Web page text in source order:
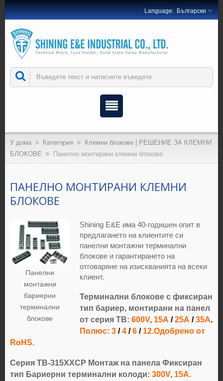
Български
У дома Категория
Клемни блокове | РЕШЕНИЕ ЗА КЛЕМНИ
БЛОКОВЕ
Панелно монтирани клемни блокове
ПАНЕЛНО МОНТИРАНИ КЛЕМНИ
БЛОКОВЕ
Панелни
монтажни
бариерни
терминални
блокове
Shining E&E има 40-годишен опит в
предлагането на клиентите си
панелни монтажни терминални
блокове и гарантирането на
отговаряне на изискванията на всеки
клиент.
Терминални блокове с фиксиран
тип бариер, монтирани на панел
от серия TB: 600V, 15А /25А /35А.
Полюс: 3 /4 /6 /12.Одобрено от
RoHS.
Серия TB-315XXCP Монтаж на панела Фиксиран
тип Бариерни терминални колоди: 300V, 15A.